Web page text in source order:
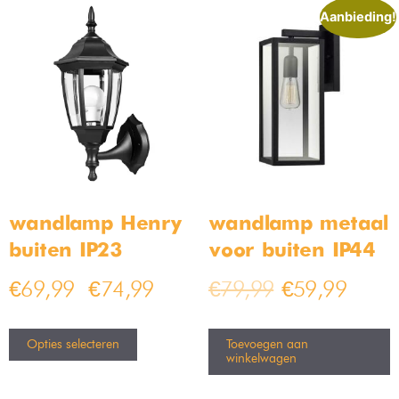
wandlamp Henry
buiten IP23
€69,99 –€74,99
Opties selecteren
Aanbieding!
wandlamp metaal
voor buiten IP44
€79,99 €59,99
Toevoegen aan
winkelwagen